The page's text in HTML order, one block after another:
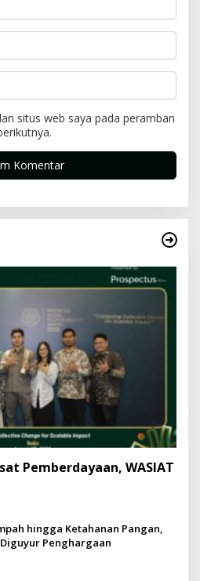
situs web saya pada peramban
Pemberdayaan, WASIAT
hingga Ketahanan Pangan,
Diguyur Penghargaan